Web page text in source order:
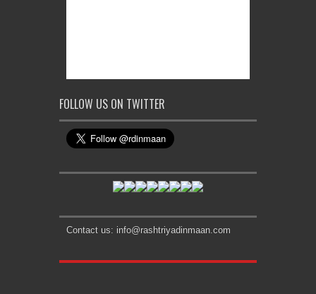
FOLLOW US ON TWITTER
Contact us: info@rashtriyadinmaan.com